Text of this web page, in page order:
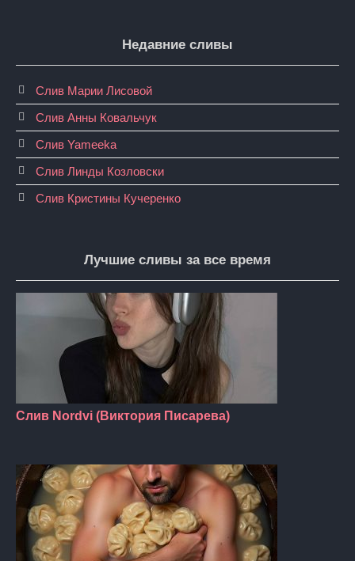
Недавние сливы
Слив Марии Лисовой
Слив Анны Ковальчук
Слив Yameeka
Слив Линды Козловски
Слив Кристины Кучеренко
Лучшие сливы за все время
Слив Nordvi (Виктория Писарева)